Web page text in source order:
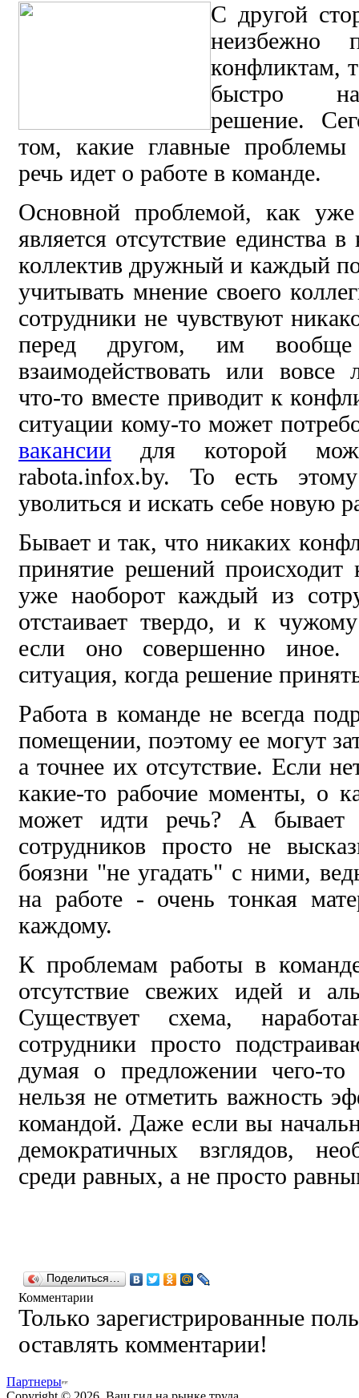
С другой
неизбежно
конфликтам,
быстро
решение.
том, какие главные
речь идет о работе в команде.
Основной проблемой, как
является отсутствие единства
коллектив дружный и каждый
учитывать мнение своего
сотрудники не чувствуют
перед другом, им
взаимодействовать или
что-то вместе приводит к
ситуации кому-то может
вакансии для которой
rabota.infox.by. То есть
уволиться и искать себе новую
Бывает и так, что никаких
принятие решений происходит
уже наоборот каждый из
отстаивает твердо, и к
если оно совершенно иное.
ситуация, когда решение
Работа в команде не всегда
помещении, поэтому ее могут
а точнее их отсутствие. Если
какие-то рабочие моменты, о
может идти речь? А
сотрудников просто не
боязни "не угадать" с ними,
на работе - очень тонкая
каждому.
К проблемам работы в
отсутствие свежих идей и
Существует схема,
сотрудники просто
думая о предложении чего-
нельзя не отметить важность
командой. Даже если вы
демократичных взглядов,
среди равных, а не просто
Поделиться…
Комментарии
Только зарегистрированные
оставлять комментарии!
Партнеры